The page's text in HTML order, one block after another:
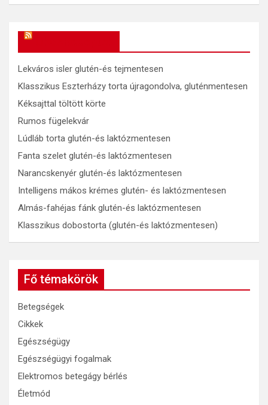
Lekváros isler glutén-és tejmentesen
Klasszikus Eszterházy torta újragondolva, gluténmentesen
Kéksajttal töltött körte
Rumos fügelekvár
Lúdláb torta glutén-és laktózmentesen
Fanta szelet glutén-és laktózmentesen
Narancskenyér glutén-és laktózmentesen
Intelligens mákos krémes glutén- és laktózmentesen
Almás-fahéjas fánk glutén-és laktózmentesen
Klasszikus dobostorta (glutén-és laktózmentesen)
Fő témakörök
Betegségek
Cikkek
Egészségügy
Egészségügyi fogalmak
Elektromos betegágy bérlés
Életmód